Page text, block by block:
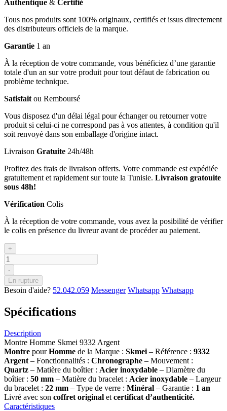
Authentique & Certifié
Tous nos produits sont 100% originaux, certifiés et issus directement
des distributeurs officiels de la marque.
Garantie 1 an
À la réception de votre commande, vous bénéficiez d’une garantie
totale d'un an sur votre produit pour tout défaut de fabrication ou
problème technique.
Satisfait ou Remboursé
Vous disposez d'un délai légal pour échanger ou retourner votre
produit si celui-ci ne correspond pas à vos attentes, à condition qu'il
soit renvoyé dans son emballage d'origine intact.
Livraison Gratuite 24h/48h
Profitez des frais de livraison offerts. Votre commande est expédiée
gratuitement et rapidement sur toute la Tunisie. Livraison gratouite
sous 48h!
Vérification Colis
À la réception de votre commande, vous avez la posibilité de vérifier
le colis en présence du livreur avant de procéder au paiement.
+
-
En rupture
Besoin d'aide? 52.042.059 Messenger Whatsapp Whatsapp
Spécifications
Description
Montre Homme Skmei 9332 Argent
Montre pourHomme de la Marque : Skmei – Référence : 9332
Argent – Fonctionnalités : Chronographe – Mouvement :
Quartz – Matière du boîtier : Acier inoxydable – Diamètre du
boîtier : 50 mm – Matière du bracelet : Acier inoxydable – Largeur
du bracelet : 22 mm – Type de verre : Minéral – Garantie : 1 an
Livré avec son coffret original et certificat d’authenticité.
Caractéristiques